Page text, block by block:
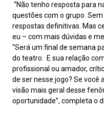
“Não tenho resposta para
questões com o grupo.
respostas definitivas. Mas
eu – com mais dúvidas e
“Será um final de semana
do teatro. E sua relação
profissional ou amador,
de ser nesse jogo? Se
visão mais geral desse
oportunidade”, completa o